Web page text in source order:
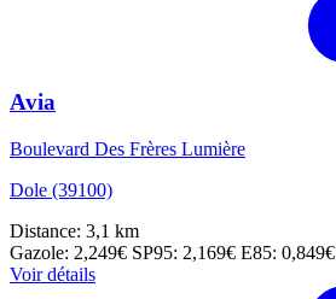
Avia
Boulevard Des Frères Lumière
Dole (39100)
Distance: 3,1 km
Gazole: 2,249€ SP95: 2,169€ E85: 0,849€
Voir détails